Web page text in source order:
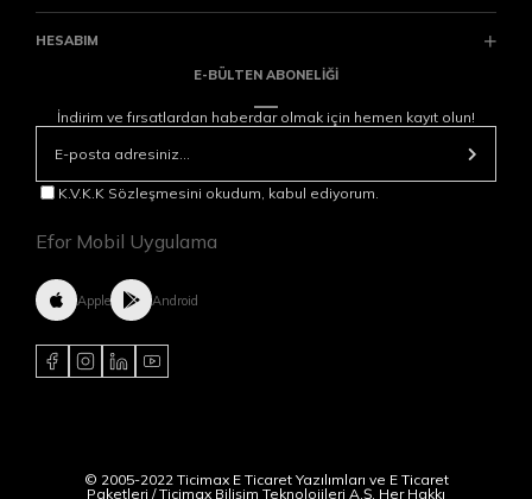
HESABIM
E-BÜLTEN ABONELİĞİ
İndirim ve fırsatlardan haberdar olmak için hemen kayıt olun!
K.V.K.K Sözleşmesini okudum, kabul ediyorum.
Efor Mobil Uygulama
Apple Android
© 2005-2022 Ticimax E Ticaret Yazılımları ve E Ticaret
Paketleri / Ticimax Bilişim Teknolojileri A.Ş. Her Hakkı